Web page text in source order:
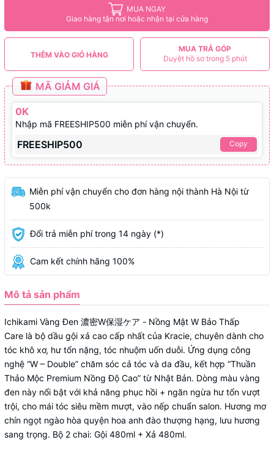
MUA NGAY
Giao hàng tận nơi hoặc nhận tại cửa hàng
THÊM VÀO GIỎ HÀNG
MUA TRẢ GÓP
Duyệt hồ sơ trong 5 phút
MÃ GIẢM GIÁ
0K
Nhập mã FREESHIP500 miễn phí vận chuyển.
FREESHIP500 Copy
Miễn phí vận chuyển cho đơn hàng nội thành Hà Nội từ
500k
Đổi trả miễn phí trong 14 ngày (*)
Cam kết chính hãng 100%
Mô tả sản phẩm
Ichikami Vàng Đen 濃密W保湿ケア - Nồng Mật W Bảo Thấp
Care là bộ dầu gội xả cao cấp nhất của Kracie, chuyên dành cho
tóc khô xơ, hư tổn nặng, tóc nhuộm uốn duỗi. Ứng dụng công
nghệ “W – Double” chăm sóc cả tóc và da đầu, kết hợp “Thuần
Thảo Mộc Premium Nồng Độ Cao” từ Nhật Bản. Dòng màu vàng
đen này nổi bật với khả năng phục hồi + ngăn ngừa hư tổn vượt
trội, cho mái tóc siêu mềm mượt, vào nếp chuẩn salon. Hương mơ
chín ngọt ngào hòa quyện hoa anh đào thượng hạng, lưu hương
sang trọng. Bộ 2 chai: Gội 480ml + Xả 480ml.